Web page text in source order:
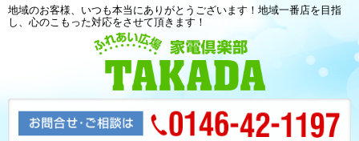
地域のお客様、いつも本当にありがとうございます！地域一番店を目指
し、心のこもった対応をさせて頂きます！